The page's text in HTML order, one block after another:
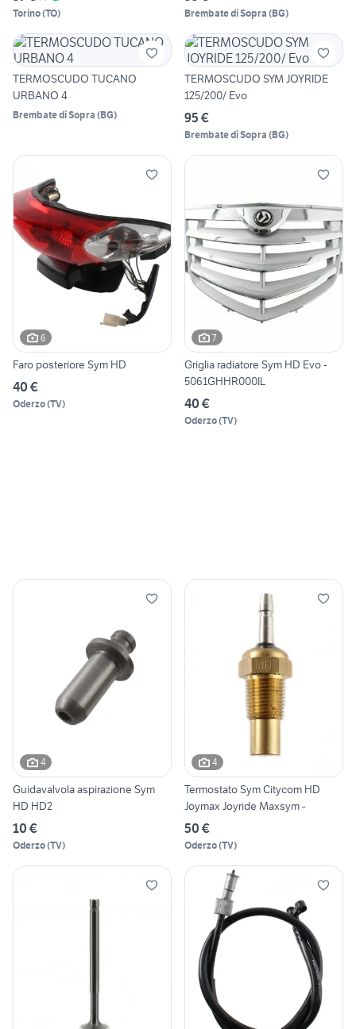
Torino(TO) Brembate di Sopra (BG)
TERMOSCUDO TUCANO
URBANO 4
Brembate di Sopra (BG)
TERMOSCUDO SYM JOYRIDE
125/200/ Evo
95 €
Brembate di Sopra (BG)
6
Faro posteriore Sym HD
40 €
Oderzo(TV)
7
Griglia radiatore Sym HD Evo -
5061GHHR000IL
40 €
Oderzo(TV)
4
Guidavalvola aspirazione Sym
HD HD2
10 €
Oderzo(TV)
4
Termostato Sym Citycom HD
Joymax Joyride Maxsym -
50 €
Oderzo(TV)